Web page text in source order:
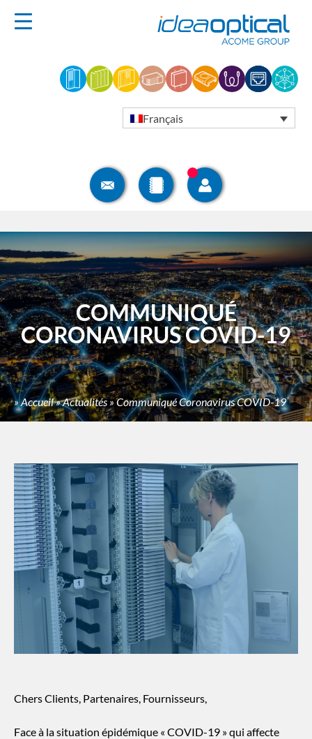
Français
COMMUNIQUÉ
CORONAVIRUS COVID-19
»Accueil»Actualités »Communiqué Coronavirus COVID-19
Chers Clients, Partenaires, Fournisseurs,
Face à la situation épidémique « COVID-19 » qui affecte